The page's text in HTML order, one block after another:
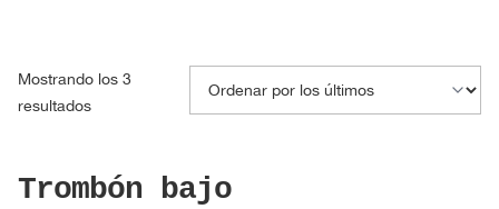
Mostrando los 3
resultadosOrdenado
últimos
Trombón bajo